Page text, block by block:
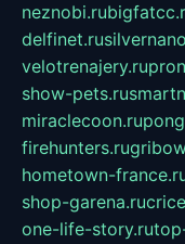
neznobi.ru
delfinet.ru
velotrenajery.ru
show-pets.ru
miraclecoon.ru
firehunters.ru
hometown-
shop-garena.ru
one-life-story.ru